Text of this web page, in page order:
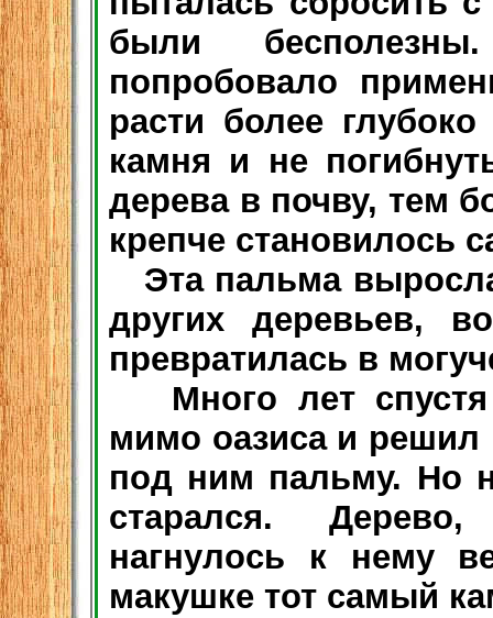
были
попробовало
расти более
камня и не
дерева в почву, тем
крепче становилось
Эта пальма
других деревьев,
превратилась в
Много лет спустя
мимо оазиса и решил
под ним пальму. Но
старался.
нагнулось к нему
макушке тот самый